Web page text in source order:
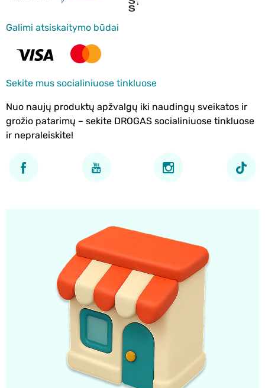
Galimi atsiskaitymo būdai
Sekite mus socialiniuose tinkluose
Nuo naujų produktų apžvalgų iki naudingų sveikatos ir
grožio patarimų – sekite DROGAS socialiniuose tinkluose
ir nepraleiskite!